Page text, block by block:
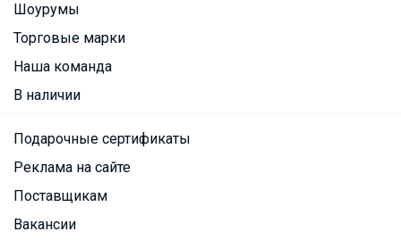
Шоурумы
Торговые марки
Наша команда
В наличии
Подарочные сертификаты
Реклама на сайте
Поставщикам
Вакансии